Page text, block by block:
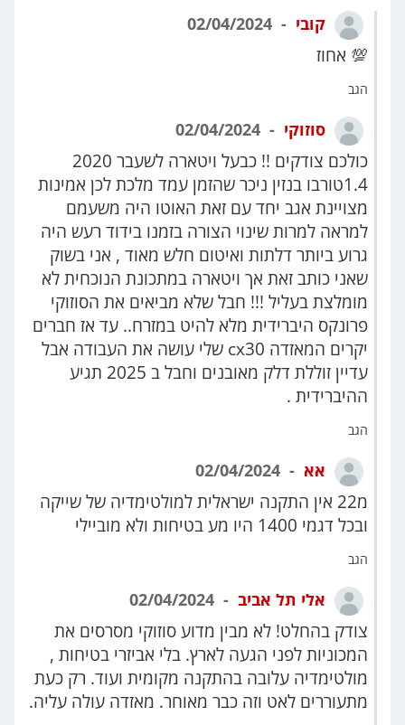
קובי
💯 אחוז
הגב
סוזוקי
כולכם צודקים !! כבעל ויטארה לשעבר 2020
1.4טורבו בנזין ניכר שהזמן עמד מלכת לכן אמינות
מצויינת אגב יחד עם זאת האוטו היה משעמם
למראה למרות שינוי הצורה בזמנו בידוד רעש היה
גרוע ביותר דלתות ואיטום חלש מאוד , אני בשוק
שאני כותב זאת אך ויטארה במתכונת הנוכחית לא
מומלצת בעליל !!! חבל שלא מביאים את הסוזוקי
פרונקס היברידית מלא להיט במזרח.. עד אז חברים
יקרים המאזדה cx30 שלי עושה את העבודה אבל
עדיין זוללת דלק מאובנים וחבל ב 2025 תגיע
ההיברידית .
הגב
אא
מ22 אין התקנה ישראלית למולטימדיה של שייקה
ובכל דגמי 1400 היו מע בטיחות ולא מוביילי
הגב
אלי תל אביב
צודק בהחלט! לא מבין מדוע סוזוקי מסרסים את
המכוניות לפני הגעה לארץ. בלי אביזרי בטיחות ,
מולטימדיה עלובה בהתקנה מקומית ועוד. רק כעת
מתעוררים לאט וזה כבר מאוחר. מאזדה עולה עליה.